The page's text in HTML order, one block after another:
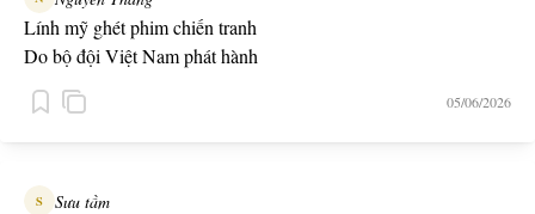
Lính mỹ ghét phim chiến tranh
Do bộ đội Việt Nam phát hành
05/06/2026
S Sưu tầm